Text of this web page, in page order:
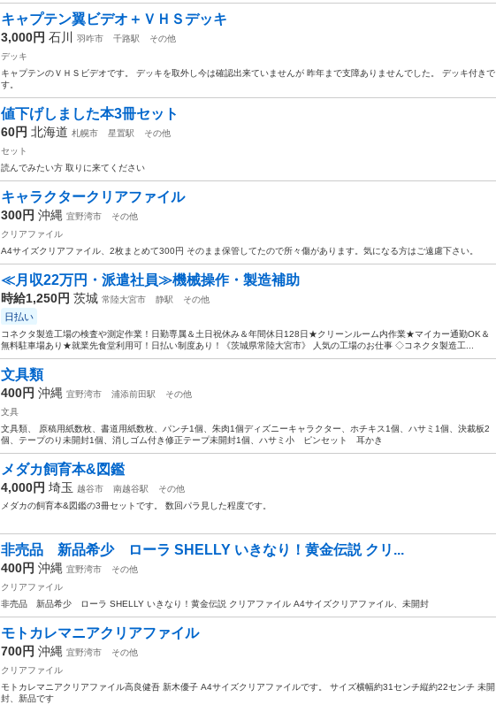
キャプテン翼ビデオ＋ＶＨＳデッキ
3,000円 石川 羽咋市 千路駅
その他
デッキ
キャプテンのＶＨＳビデオです。 デッキを取外し今は確認出来ていませんが 昨年まで支障ありませんでした。 デッキ付きで
す。
値下げしました本3冊セット
60円 北海道 札幌市 星置駅
その他
セット
読んでみたい方 取りに来てください
キャラクタークリアファイル
300円 沖縄 宜野湾市
その他
クリアファイル
A4サイズクリアファイル、2枚まとめて300円 そのまま保管してたので所々傷があります。気になる方はご遠慮下さい。
≪月収22万円・派遣社員≫機械操作・製造補助
時給1,250円 茨城 常陸大宮市 静駅 その他
日払い
コネクタ製造工場の検査や測定作業！日勤専属＆土日祝休み＆年間休日128日★クリーンルーム内作業★マイカー通勤OK＆
無料駐車場あり★就業先食堂利用可！日払い制度あり！《茨城県常陸大宮市》 人気の工場のお仕事 ◇コネクタ製造工...
文具類
400円 沖縄 宜野湾市 浦添前田駅
その他
文具
文具類、 原稿用紙数枚、書道用紙数枚、パンチ1個、朱肉1個ディズニーキャラクター、ホチキス1個、ハサミ1個、決裁板2
個、テープのり未開封1個、消しゴム付き修正テープ未開封1個、ハサミ小 ピンセット 耳かき
メダカ飼育本&図鑑
4,000円 埼玉 越谷市 南越谷駅
その他
メダカの飼育本&図鑑の3冊セットです。 数回パラ見した程度です。
非売品 新品希少 ローラ SHELLY いきなり！黄金伝説 クリ...
400円 沖縄 宜野湾市
その他
クリアファイル
非売品 新品希少 ローラ SHELLY いきなり！黄金伝説 クリアファイル A4サイズクリアファイル、未開封
モトカレマニアクリアファイル
700円 沖縄 宜野湾市
その他
クリアファイル
モトカレマニアクリアファイル高良健吾 新木優子 A4サイズクリアファイルです。 サイズ横幅約31センチ縦約22センチ 未開
封、新品です